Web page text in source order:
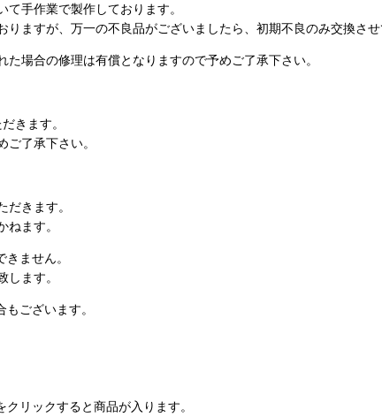
手作業で製作しております。
ますが、万一の不良品がございましたら、初期不良のみ交換さ
場合の修理は有償となりますので予めご了承下さい。
きます。
了承下さい。
きます。
ます。
ません。
ます。
ございます。
リックすると商品が入ります。